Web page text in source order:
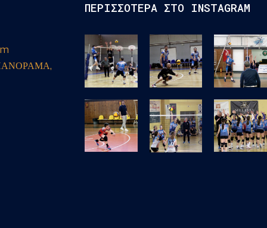
ΠΕΡΙΣΣΟΤΕΡΑ ΣΤΟ INSTAGRAM